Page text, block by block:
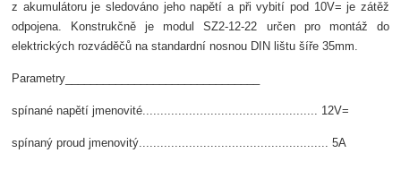
z akumulátoru je sledováno jeho napětí a při vybití pod 10V= je zátěž
odpojena. Konstrukčně je modul SZ2-12-22 určen pro montáž do
elektrických rozváděčů na standardní nosnou DIN lištu šíře 35mm.
Parametry_______________________________
spínané napětí jmenovité................................................. 12V=
spínaný proud jmenovitý..................................................... 5A